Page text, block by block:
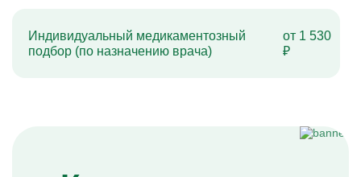
Индивидуальный медикаментозный
подбор (по назначению врача)
от 1 530
₽